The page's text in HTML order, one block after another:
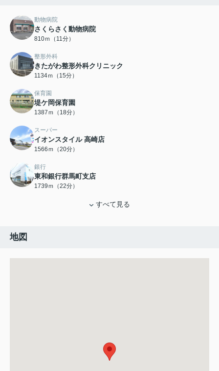
動物病院
さくらさく動物病院
810ｍ（11分）
整形外科
きたがわ整形外科クリニック
1134ｍ（15分）
保育園
堤ケ岡保育園
1387ｍ（18分）
スーパー
イオンスタイル 高崎店
1566ｍ（20分）
銀行
東和銀行群馬町支店
1739ｍ（22分）
すべて見る
地図